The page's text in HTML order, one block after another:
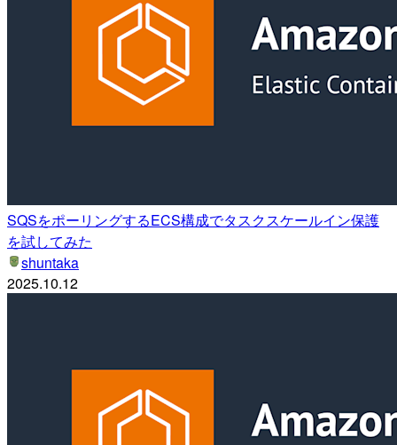
SQSをポーリングするECS構成でタスクスケールイン保護
を試してみた
shuntaka
2025.10.12